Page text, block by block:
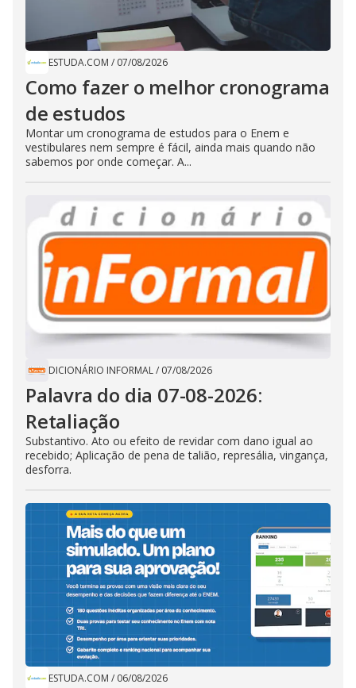
ESTUDA.COM / 07/08/2026
Como fazer o melhor cronograma
de estudos
Montar um cronograma de estudos para o Enem e
vestibulares nem sempre é fácil, ainda mais quando não
sabemos por onde começar. A...
DICIONÁRIO INFORMAL/ 07/08/2026
Palavra do dia 07-08-2026:
Retaliação
Substantivo. Ato ou efeito de revidar com dano igual ao
recebido; Aplicação de pena de talião, represália, vingança,
desforra.
ESTUDA.COM / 06/08/2026